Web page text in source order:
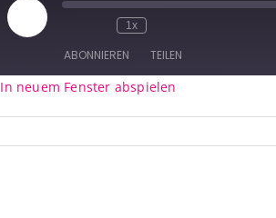
Play
Episode
1x
ABONNIEREN TEILEN
In neuem Fenster abspielen